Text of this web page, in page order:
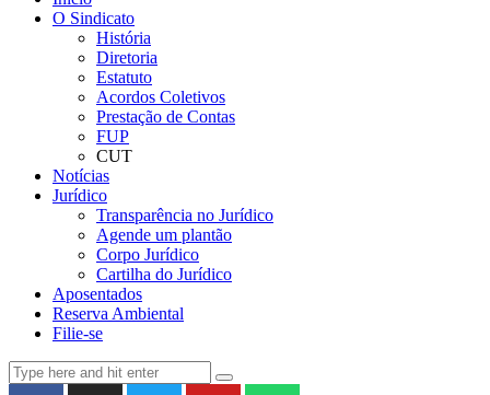
O Sindicato
História
Diretoria
Estatuto
Acordos Coletivos
Prestação de Contas
FUP
CUT
Notícias
Jurídico
Transparência no Jurídico
Agende um plantão
Corpo Jurídico
Cartilha do Jurídico
Aposentados
Reserva Ambiental
Filie-se